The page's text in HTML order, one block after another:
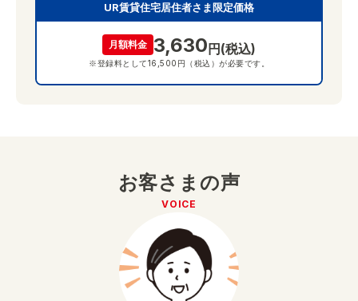
UR賃貸住宅居住者さま限定価格
月額料金 3,630円(税込)
※登録料として16,500円（税込）が必要です。
お客さまの声
VOICE